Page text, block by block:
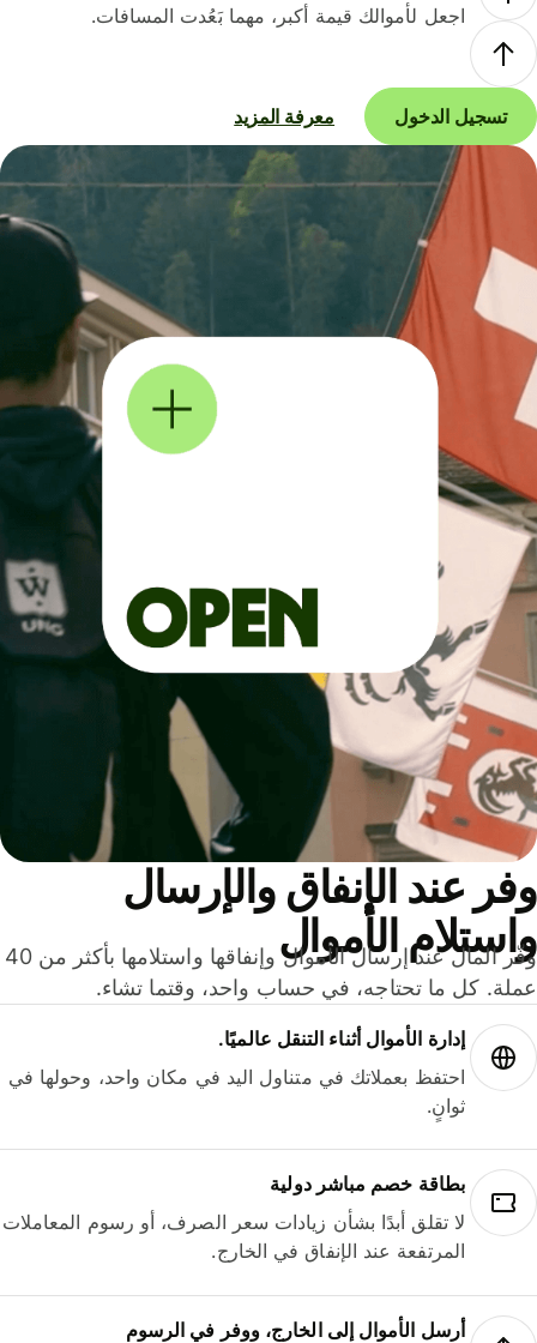
اجعل لأموالك قيمة أكبر، مهما بَعُدت المسافات.
تسجيل الدخول معرفة المزيد
عند الإنفاق والإرسال
الأموال
وفّر المال عند إرسال الأموال وإنفاقها واستلامها بأكثر من 40
كل ما تحتاجه، في حساب واحد، وقتما تشاء.
إدارة الأموال أثناء التنقل عالميًا.
احتفظ بعملاتك في متناول اليد في مكان واحد، وحولها في
ثوانٍ.
بطاقة خصم مباشر دولية
لا تقلق أبدًا بشأن زيادات سعر الصرف، أو رسوم المعاملات
المرتفعة عند الإنفاق في الخارج.
أرسل الأموال إلى الخارج، ووفر في الرسوم